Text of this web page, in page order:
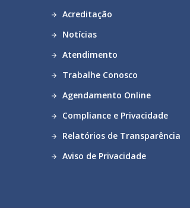
Acreditação
Notícias
Atendimento
Trabalhe Conosco
Agendamento Online
Compliance e Privacidade
Relatórios de Transparência
Aviso de Privacidade